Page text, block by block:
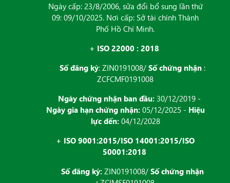
Ngày cấp: 23/8/2006, sửa đổi bổ sung lần thứ
09: 09/10/2025. Nơi cấp: Sở tài chính Thành
Phố Hồ Chí Minh.
+ ISO 22000 : 2018
Số đăng ký: ZIN0191008/ Số chứng nhận :
ZCFCMF0191008
Ngày chứng nhận ban đầu: 30/12/2019 -
Ngày gia hạn chứng nhận:05/12/2025 - Hiệu
lực đến:04/12/2028
+ ISO 9001:2015/ISO 14001:2015/ISO
50001:2018
Số đăng ký: ZIN0191008/ Số chứng nhận